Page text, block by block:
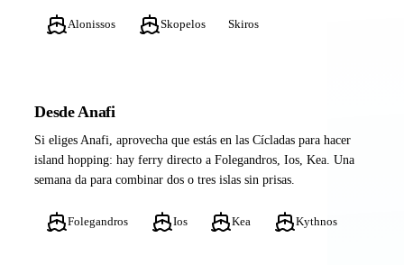
Alonissos Skopelos Skiros
Desde Anafi
Si eliges Anafi, aprovecha que estás en las Cícladas para hacer
island hopping: hay ferry directo a Folegandros, Ios, Kea. Una
semana da para combinar dos o tres islas sin prisas.
Folegandros Ios Kea Kythnos